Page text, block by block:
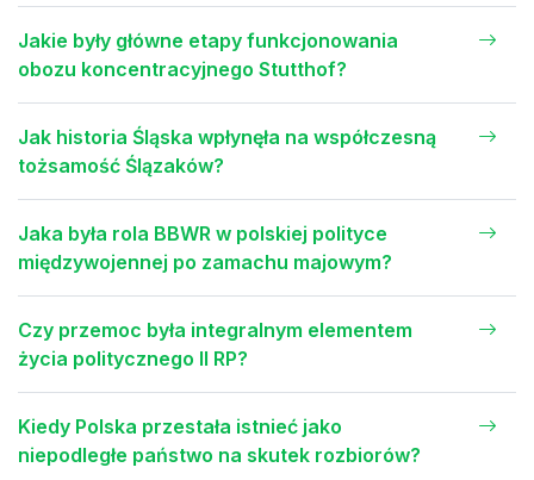
Jakie były główne etapy funkcjonowania
obozu koncentracyjnego Stutthof?
Jak historia Śląska wpłynęła na współczesną
tożsamość Ślązaków?
Jaka była rola BBWR w polskiej polityce
międzywojennej po zamachu majowym?
Czy przemoc była integralnym elementem
życia politycznego II RP?
Kiedy Polska przestała istnieć jako
niepodległe państwo na skutek rozbiorów?